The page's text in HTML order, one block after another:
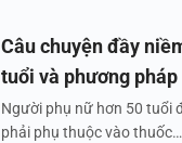
Câu chuyện đầy
tuổi và phương pháp
Người phụ nữ hơn 50 tuổi
phải phụ thuộc vào thuốc…